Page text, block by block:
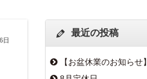
日
最近の投稿
【お盆休業のお知らせ】